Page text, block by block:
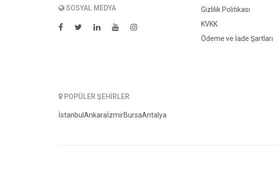
SOSYAL MEDYA
Gizlilik Politikası
KVKK
Ödeme ve İade Şartları
POPÜLER ŞEHIRLER
İstanbul AnkaraİzmirBursaAntalya